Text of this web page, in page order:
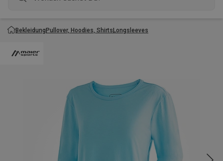
BekleidungPullover, Hoodies, ShirtsLongsleeves